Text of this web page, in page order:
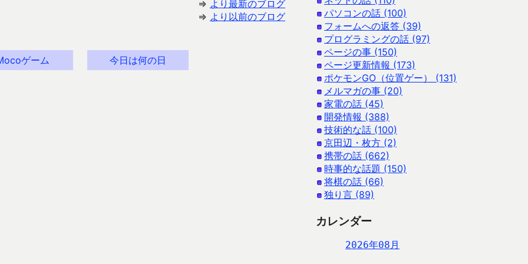
⇒ より最新のブログ
⇒ より以前のブログ
ゲーム 今日は何の日
パソコンの話 (100)
フォームへの返答 (39)
プログラミングの話 (97)
ページの事 (150)
ページ更新情報 (173)
ポケモンGO（位置ゲー） (131)
メルマガの事 (20)
家電の話 (45)
開発情報 (388)
技術的な話 (100)
京田辺・枚方 (2)
携帯の話 (662)
時事的な話題 (150)
将棋の話 (66)
独り言 (89)
カレンダー
2026年08月